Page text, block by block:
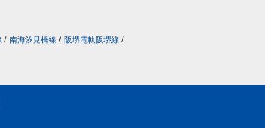
/ 南海汐見橋線 / 阪堺電軌阪堺線 /